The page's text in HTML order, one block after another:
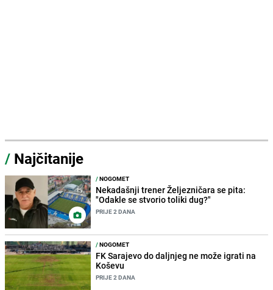
/ Najčitanije
/NOGOMET
Nekadašnji trener Željezničara se pita:
"Odakle se stvorio toliki dug?"
PRIJE 2 DANA
/NOGOMET
FK Sarajevo do daljnjeg ne može igrati na
Koševu
PRIJE 2 DANA